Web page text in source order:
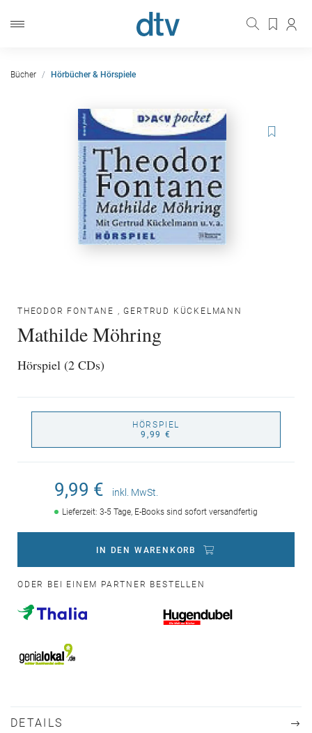
Bücher Hörbücher & Hörspiele
THEODOR FONTANE ,GERTRUD KÜCKELMANN
Mathilde Möhring
Hörspiel (2 CDs)
HÖRSPIEL
9,99 €
9,99 € inkl. MwSt.
Lieferzeit: 3-5 Tage, E-Books sind sofort versandfertig
IN DEN WARENKORB
ODER BEI EINEM PARTNER BESTELLEN
DETAILS